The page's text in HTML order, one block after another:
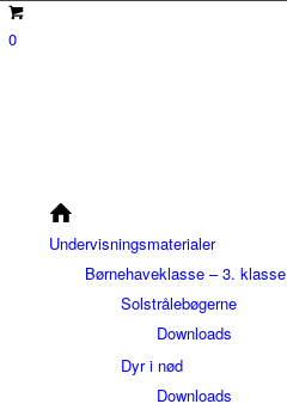
0
Undervisningsmaterialer
Børnehaveklasse – 3. klasse
Solstrålebøgerne
Downloads
Dyr i nød
Downloads